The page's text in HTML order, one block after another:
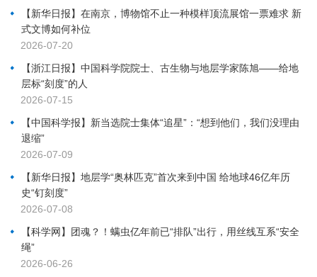
【新华日报】在南京，博物馆不止一种模样顶流展馆一票难求 新
式文博如何补位
2026-07-20
【浙江日报】中国科学院院士、古生物与地层学家陈旭——给地
层标“刻度”的人
2026-07-15
【中国科学报】新当选院士集体“追星”：“想到他们，我们没理由
退缩”
2026-07-09
【新华日报】地层学“奥林匹克”首次来到中国 给地球46亿年历
史“钉刻度”
2026-07-08
【科学网】团魂？！螨虫亿年前已“排队”出行，用丝线互系“安全
绳”
2026-06-26